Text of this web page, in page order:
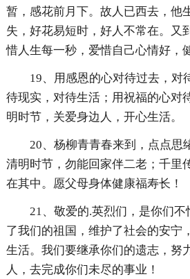
暂，感花前月下。故人已西去，他
失，好花易短时，好人不常在。又
惜人生每一秒，爱惜自己心情好，
19、用感恩的心对待过去，对
待现实，对待生活；用祝福的心对
明时节，关爱身边人，开心生活。
20、杨柳青青春来到，点点思
清明时节，勿能回家伴二老；千里
在其中。愿父母身体健康福寿长！
21、敬爱的.英烈们，是你们
了我们的祖国，维护了社会的安宁
生活。我们要继承你们的遗志，努
人，去完成你们未尽的事业！